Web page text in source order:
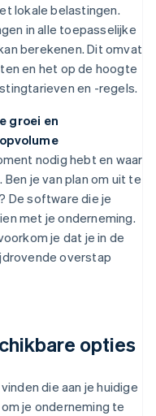
lokale belastingen.
in alle toepasselijke
berekenen. Dit omvat
en het op de hoogte
en -regels.
groei en
nodig hebt en waar
je van plan om uit te
De software die je
met je onderneming.
je dat je in de
overstap
opties
die aan je huidige
je onderneming te